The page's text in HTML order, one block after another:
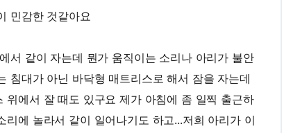
민감한 것같아요
서 같이 자는데 뭔가 움직이는 소리나 아리가 불안
침대가 아닌 바닥형 매트리스로 해서 잠을 자는데
위에서 잘 때도 있구요 제가 아침에 좀 일찍 출근하
에 놀라서 같이 일어나기도 하고...저희 아리가 이